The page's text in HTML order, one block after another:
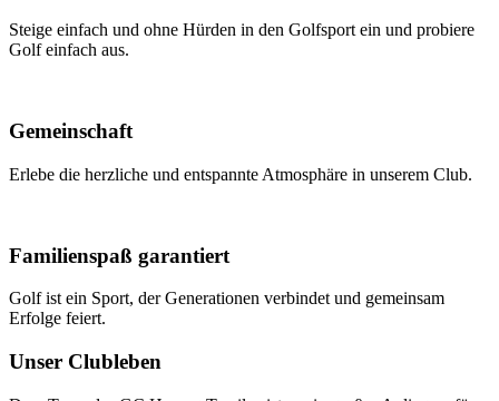
Steige einfach und ohne Hürden in den Golfsport ein und probiere
Golf einfach aus.
Gemeinschaft
Erlebe die herzliche und entspannte Atmosphäre in unserem Club.
Familienspaß garantiert
Golf ist ein Sport, der Generationen verbindet und gemeinsam
Erfolge feiert.
Unser Clubleben